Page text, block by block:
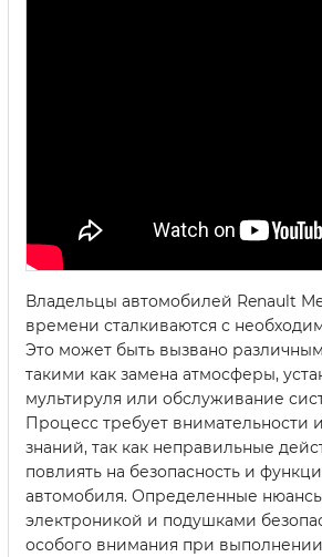
Владельцы автомобилей Renault
времени сталкиваются с
Это может быть вызвано
такими как замена атмосферы,
мультируля или обслуживание
Процесс требует внимательности
знаний, так как неправильные
повлиять на безопасность и
автомобиля. Определенные
электроникой и подушками
особого внимания при выполнении